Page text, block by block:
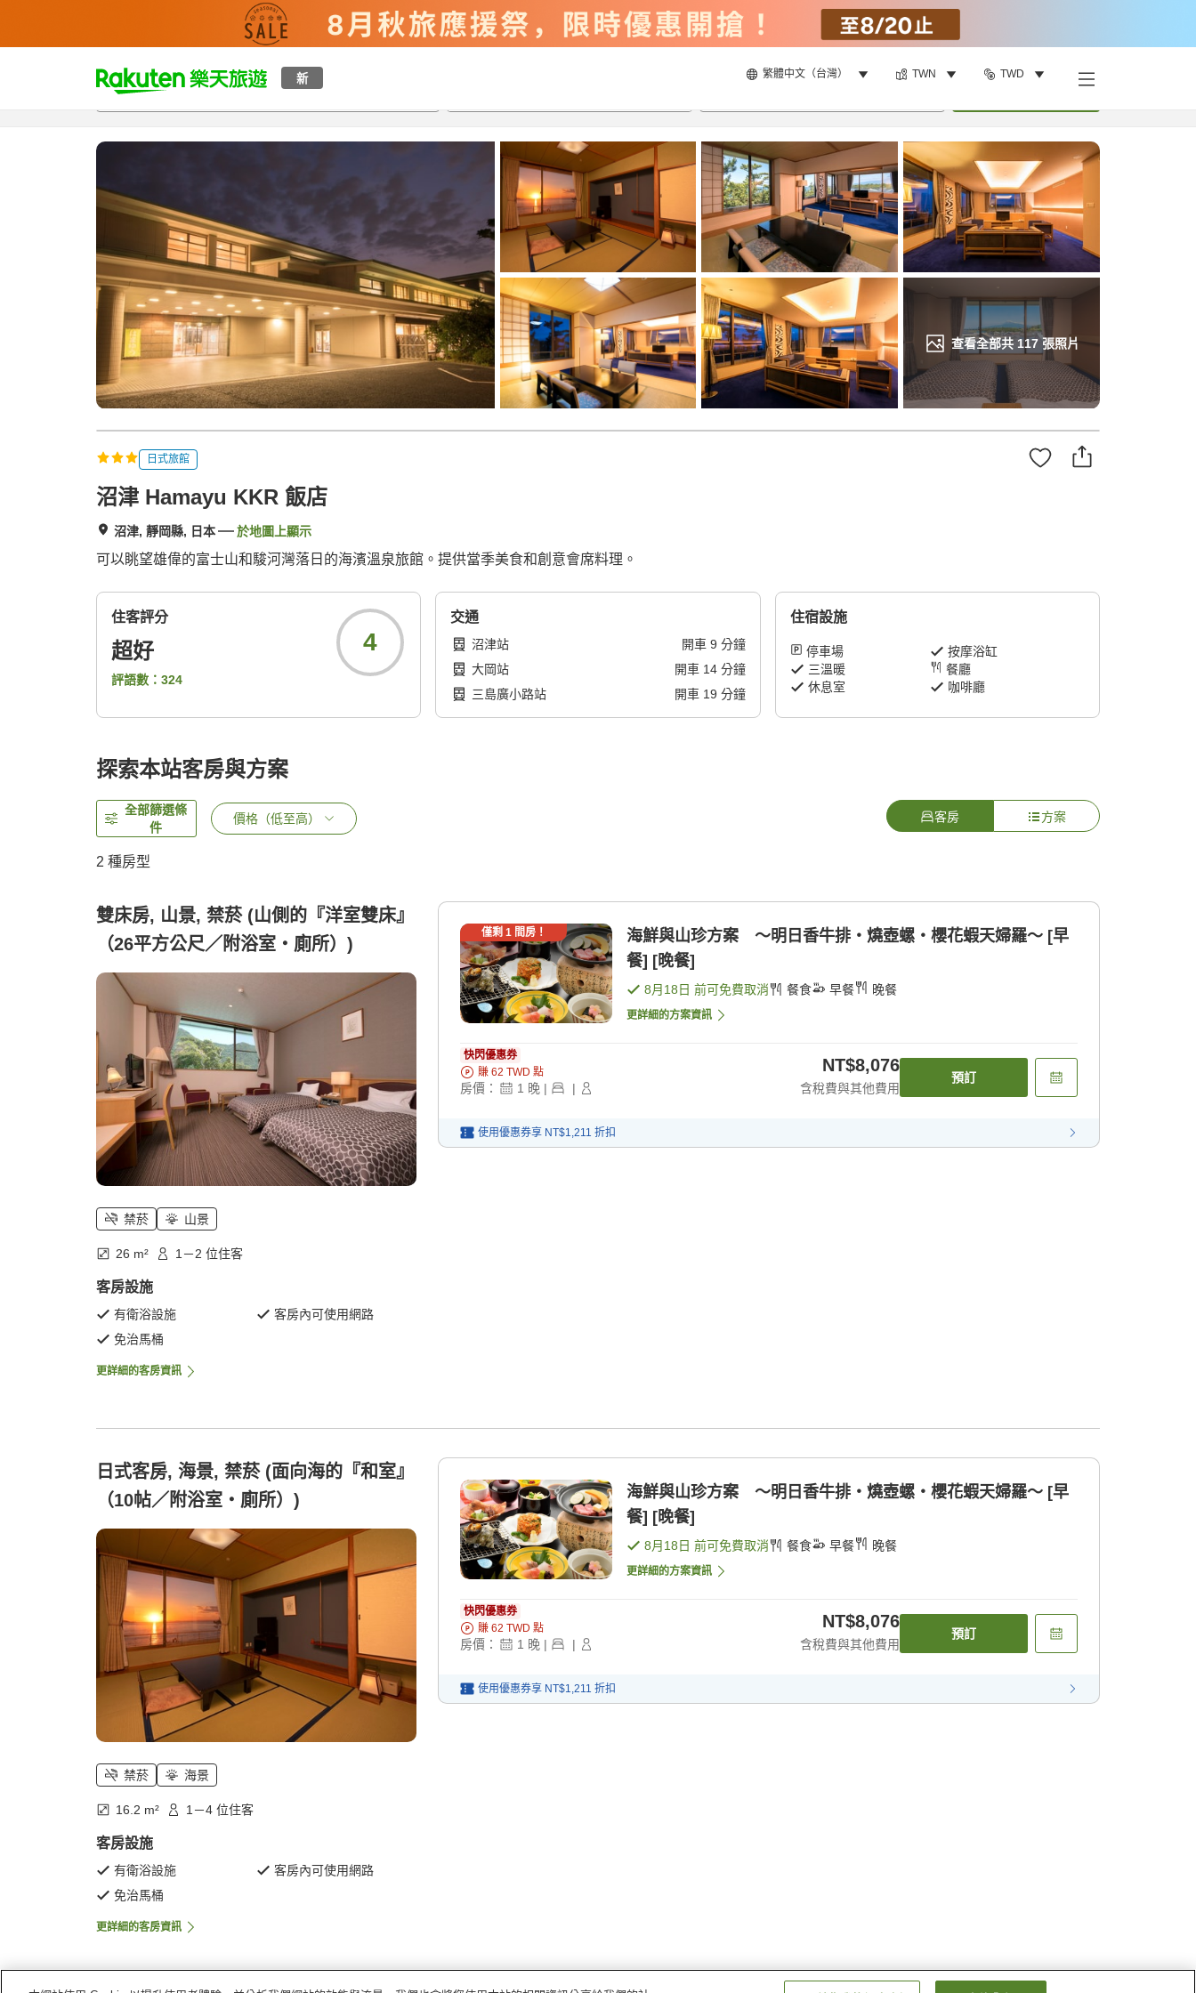
新 繁體中文（台灣） TWN TWD
t
p
a
a
r
c
h
查看全部共 117張照片
總覽客房與方案評語設施
日式旅館
沼津 Hamayu KKR 飯店
沼津, 靜岡縣, 日本 於地圖上顯示
可以眺望雄偉的富士山和駿河灣落日的海濱溫泉旅館。提供當季美食和創意會席料理。
住客評分
超好
評語數： 324
4
交通
沼津站 開車 9 分鐘
大岡站
開車 14分鐘
三島廣小路站
開車 19 分鐘
住宿設施
停車場
按摩浴缸
三溫暖
餐廳
休息室
咖啡廳
探索本站客房與方案
全部篩選條
件
價格（低至高） 客房 方案
2 種房型
雙床房, 山景, 禁菸 (山側的『洋室雙床』
（26平方公尺／附浴室・廁所）)
禁菸 山景
26 m² 1－2 位住客
客房設施
有衛浴設施
客房內可使用網路
免治馬桶
更詳細的客房資訊
僅剩 1間房！
海鮮與山珍方案 〜明日香牛排・燒壺螺・櫻花蝦天婦羅〜 [早
餐] [晚餐]
8月18日 前可免費取消 餐食 早餐 晚餐
更詳細的方案資訊
快閃優惠券
賺 62 TWD 點
房價： 1 晚 | |
NT$8,076
含稅費與其他費用
預訂
使用優惠券享 NT$1,211 折扣
日式客房, 海景, 禁菸 (面向海的『和室』
（10帖／附浴室・廁所）)
禁菸 海景
16.2 m² 1－4 位住客
客房設施
有衛浴設施
客房內可使用網路
免治馬桶
更詳細的客房資訊
海鮮與山珍方案 〜明日香牛排・燒壺螺・櫻花蝦天婦羅〜 [早
餐] [晚餐]
8月18日 前可免費取消 餐食 早餐 晚餐
更詳細的方案資訊
快閃優惠券
賺 62 TWD 點
房價： 1 晚 | |
NT$8,076
含稅費與其他費用
預訂
使用優惠券享 NT$1,211 折扣